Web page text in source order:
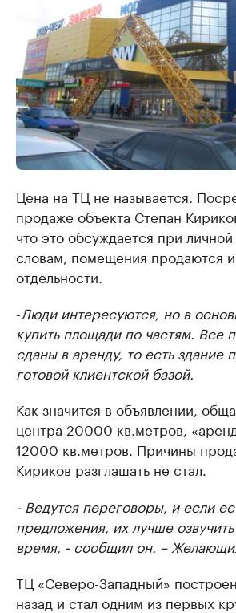
Цена на ТЦ не называется.
продаже объекта Степан
что это обсуждается при
словам, помещения продаются
отдельности.
-Люди интересуются, но в
купить площади по частям. Все
сданы в аренду, то есть здание
готовой клиентской базой.
Как значится в объявлении,
центра 20000 кв.метров,
12000 кв.метров. Причины
Кириков разглашать не стал.
- Ведутся переговоры, и если
предложения, их лучше
время, - сообщил он. –
ТЦ «Северо-Западный»
назад и стал одним из первых